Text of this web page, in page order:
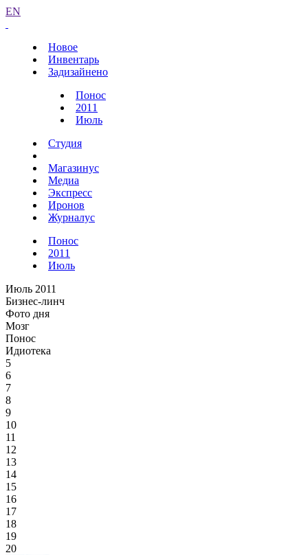
EN
Новое
Инвентарь
Задизайнено
Понос
2011
Июль
Студия
Магазинус
Медиа
Экспресс
Иронов
Журналус
Понос
2011
Июль
Июль 2011
Бизнес-линч
Фото дня
Мозг
Понос
Идиотека
5
6
7
8
9
10
11
12
13
14
15
16
17
18
19
20